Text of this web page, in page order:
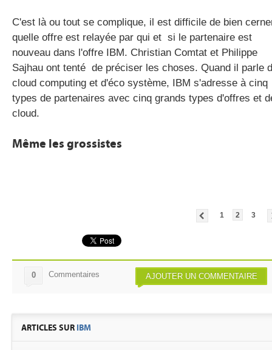
C'est là ou tout se complique, il est difficile de bien
quelle offre est relayée par qui et si le partenaire est
nouveau dans l'offre IBM. Christian Comtat et Philippe
Sajhau ont tenté de préciser les choses. Quand il parle
cloud computing et d'éco système, IBM s'adresse à cinq
types de partenaires avec cinq grands types d'offres et
cloud.
Même les grossistes
1 2 3
AJOUTER UN COMMENTAIRE
0 Commentaires
ARTICLES SUR IBM